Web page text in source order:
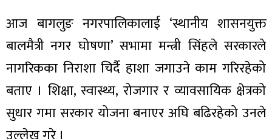
आज बागलुङ नगरपालिकालाई ‘स्थानीय शासनयुक्त
बालमैत्री नगर घोषणा’ सभामा मन्त्री सिंहले सरकारले
नागरिकका निराशा चिर्दै हाशा जगाउने काम गरिरहेको
बताए । शिक्षा, स्वास्थ्य, रोजगार र व्यावसायिक क्षेत्रको
सुधार गमा सरकार योजना बनाएर अघि बढिरहेको उनले